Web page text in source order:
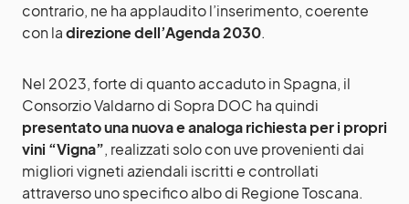
contrario, ne ha applaudito l’inserimento, coerente
con ladirezione dell’Agenda 2030.
Nel 2023, forte di quanto accaduto in Spagna, il
Consorzio Valdarno di Sopra DOC ha quindi
presentato una nuova e analoga richiesta per i propri
vini “Vigna”, realizzati solo con uve provenienti dai
migliori vigneti aziendali iscritti e controllati
attraverso uno specifico albo di Regione Toscana.